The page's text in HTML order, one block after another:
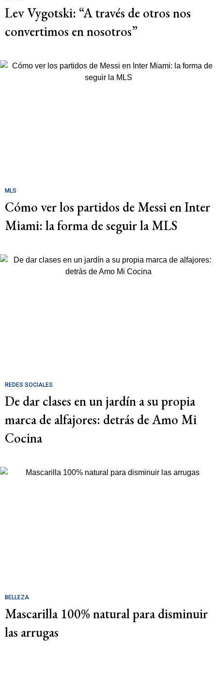
Lev Vygotski: “A través de otros nos
convertimos en nosotros”
MLS
Cómo ver los partidos de Messi en Inter
Miami: la forma de seguir la MLS
REDES SOCIALES
De dar clases en un jardín a su propia
marca de alfajores: detrás de Amo Mi
Cocina
BELLEZA
Mascarilla 100% natural para disminuir
las arrugas